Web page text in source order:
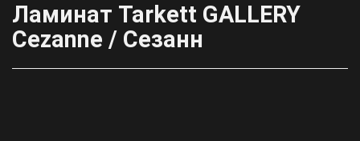
Ламинат Tarkett GALLERY
Cezanne / Сезанн